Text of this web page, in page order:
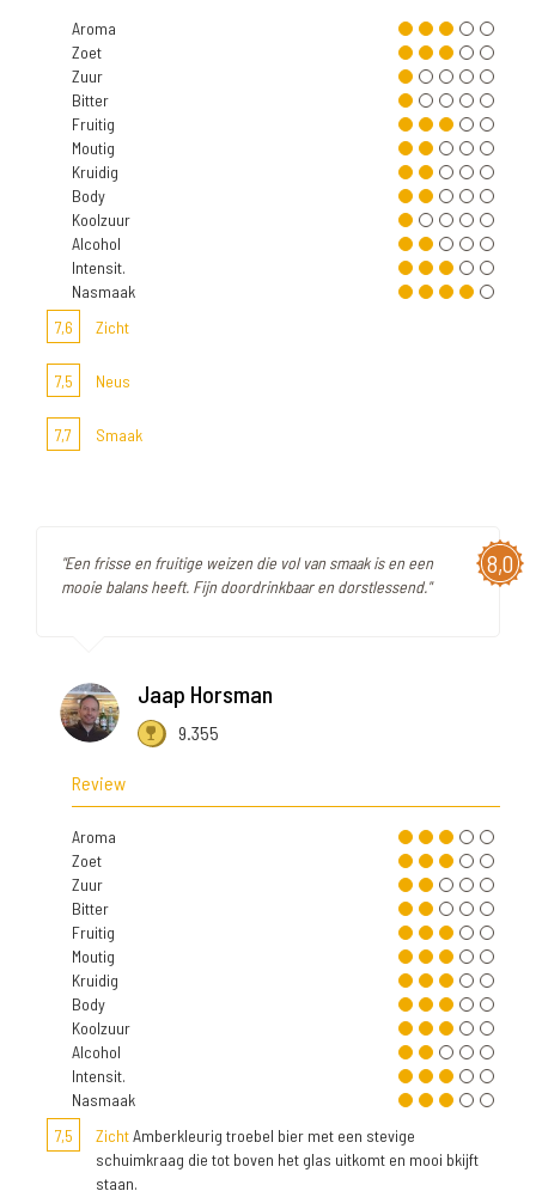
Aroma
Zoet
Zuur
Bitter
Fruitig
Moutig
Kruidig
Body
Koolzuur
Alcohol
Intensit.
Nasmaak
7,6
Zicht
7,5 Neus
7,7 Smaak
8,0
"Een frisse en fruitige weizen die vol van smaak is en een
mooie balans heeft. Fijn doordrinkbaar en dorstlessend."
Jaap Horsman
9.355
Review
Aroma
Zoet
Zuur
Bitter
Fruitig
Moutig
Kruidig
Body
Koolzuur
Alcohol
Intensit.
Nasmaak
7,5
ZichtAmberkleurig troebel bier met een stevige
schuimkraag die tot boven het glas uitkomt en mooi bkijft
staan.